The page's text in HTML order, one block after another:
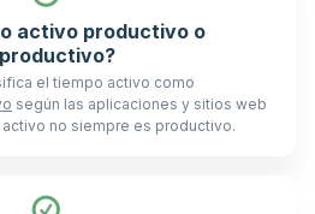
activo productivo o
el tiempo activo como
según las aplicaciones y sitios web
no siempre es productivo.